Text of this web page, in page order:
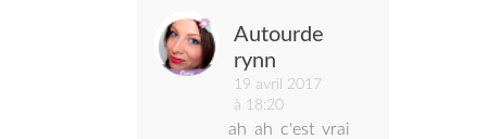
Autourde
rynn
19 avril 2017
à 18:20
ah ah c'est vrai